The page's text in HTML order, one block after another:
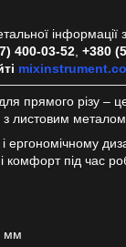
інформації
400-03-52 +380
прямого різу –
з листовим металом.
ергономічному
комфорт під час
мм